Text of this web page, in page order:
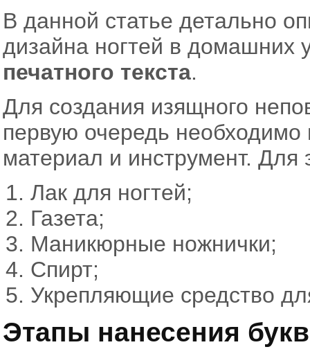
В данной статье детально
дизайна ногтей в домашних
печатного текста.
Для создания изящного
первую очередь необходимо
материал и инструмент. Для
Лак для ногтей;
Газета;
Маникюрные ножнички;
Спирт;
Укрепляющие средство
Этапы нанесения